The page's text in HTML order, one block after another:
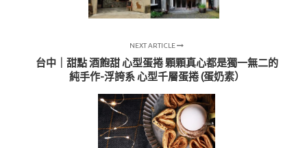
NEXT ARTICLE
台中｜甜點 酒飽甜 心型蛋捲 顆顆真心都是獨一無二的
純手作-浮誇系 心型千層蛋捲 (蛋奶素）